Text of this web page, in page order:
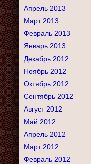
Апрель 2013
Март 2013
Февраль 2013
Январь 2013
Декабрь 2012
Ноябрь 2012
Октябрь 2012
Сентябрь 2012
Август 2012
Май 2012
Апрель 2012
Март 2012
Февраль 2012